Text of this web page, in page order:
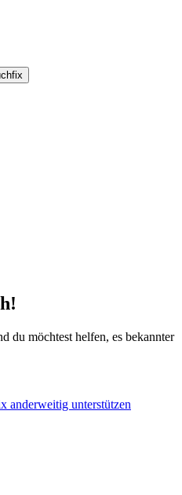
du möchtest helfen, es bekannter
anderweitig unterstützen